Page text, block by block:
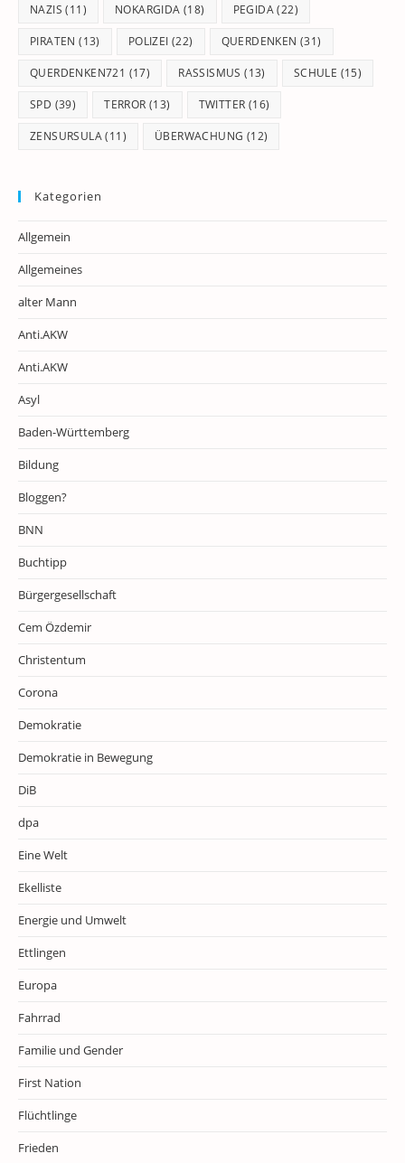
NAZIS (11) NOKARGIDA (18) PEGIDA(22)
PIRATEN (13) POLIZEI (22) QUERDENKEN (31)
QUERDENKEN721 (17) RASSISMUS (13) SCHULE (15)
SPD (39) TERROR (13) TWITTER (16)
ZENSURSULA(11) ÜBERWACHUNG (12)
Kategorien
Allgemein
Allgemeines
alter Mann
Anti.AKW
Anti.AKW
Asyl
Baden-Württemberg
Bildung
Bloggen?
BNN
Buchtipp
Bürgergesellschaft
Cem Özdemir
Christentum
Corona
Demokratie
Demokratie in Bewegung
DiB
dpa
Eine Welt
Ekelliste
Energie und Umwelt
Ettlingen
Europa
Fahrrad
Familie und Gender
First Nation
Flüchtlinge
Frieden